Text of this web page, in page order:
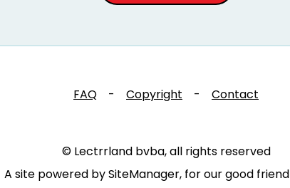
FAQ - Copyright - Contact
© Lectrrland bvba, all rights reserved
A site powered by SiteManager, for our good friend